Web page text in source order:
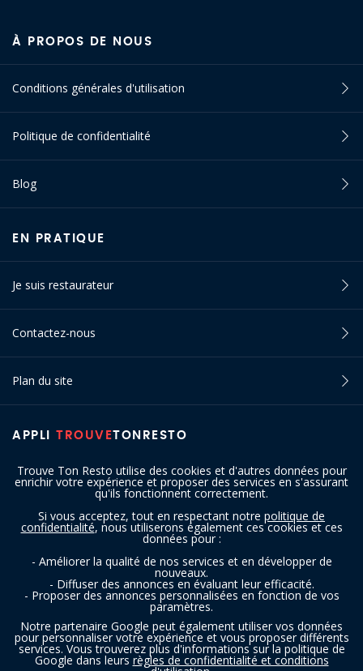
Trouve Ton Resto utilise des cookies et d'autres données pour
enrichir votre expérience et proposer des services en s'assurant
qu'ils fonctionnent correctement.
Si vous acceptez, tout en respectant notre politique de
confidentialité, nous utiliserons également ces cookies et ces
données pour :
- Améliorer la qualité de nos services et en développer de
nouveaux.
- Diffuser des annonces en évaluant leur efficacité.
- Proposer des annonces personnalisées en fonction de vos
paramètres.
Notre partenaire Google peut également utiliser vos données
pour personnaliser votre expérience et vous proposer différents
services. Vous trouverez plus d'informations sur la politique de
Google dans leurs règles de confidentialité et conditions
APPLI TROUVETONRESTO
À PROPOS DE NOUS
Conditions générales d'utilisation
Politique de confidentialité
Blog
EN PRATIQUE
Je suis restaurateur
Contactez-nous
Plan du site
SUIVEZ-NOUS
Copyright © 2016 - 2026 trouvetonresto.be ‐ Tous droits réservés | JDC